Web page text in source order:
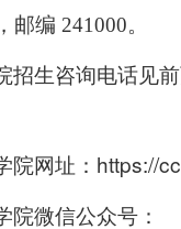
编 241000。
招生咨询电话见
院网址 ： https://
院微信公众号：